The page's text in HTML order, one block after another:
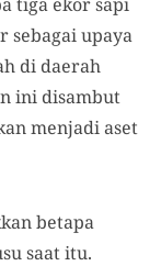
sebagai upaya
di daerah
ini disambut
menjadi aset
betapa
saat itu.